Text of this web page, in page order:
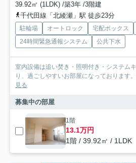
39.92㎡ (1LDK) /築3年 /3階建
千代田線「北綾瀬」駅 徒歩23分
駐輪場 オートロック 宅配ボックス
24時間緊急通報システム
公共下水
室内設備は追い焚き・照明付き・システム
り、過ごしやすいお部屋になっております
見る
募集中の部屋
1階
13.1万円
1階 / 39.92㎡ / 1LDK